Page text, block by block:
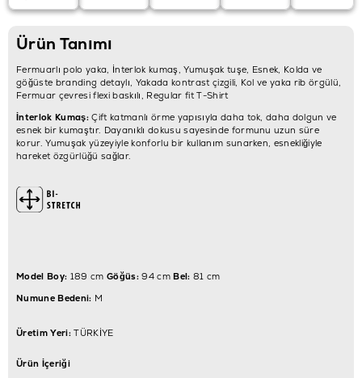
Ürün Tanımı
Fermuarlı polo yaka, İnterlok kumaş, Yumuşak tuşe, Esnek, Kolda ve
göğüste branding detaylı, Yakada kontrast çizgili, Kol ve yaka rib örgülü,
Fermuar çevresi flexi baskılı, Regular fit T-Shirt
İnterlok Kumaş:Çift katmanlı örme yapısıyla daha tok, daha dolgun ve
esnek bir kumaştır. Dayanıklı dokusu sayesinde formunu uzun süre
korur. Yumuşak yüzeyiyle konforlu bir kullanım sunarken, esnekliğiyle
hareket özgürlüğü sağlar.
Model Boy: 189 cm Göğüs:94 cmBel: 81 cm
Numune Bedeni: M
Üretim Yeri:TÜRKİYE
Ürün İçeriği